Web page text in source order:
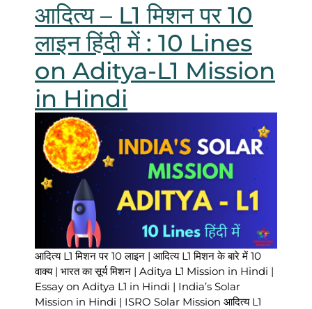
आदित्य – L1 मिशन पर 10
लाइन हिंदी में : 10 Lines
on Aditya-L1 Mission
in Hindi
आदित्य L1 मिशन पर 10 लाइन | आदित्य L1 मिशन के बारे में 10
वाक्य | भारत का सूर्य मिशन | Aditya L1 Mission in Hindi |
Essay on Aditya L1 in Hindi | India’s Solar
Mission in Hindi | ISRO Solar Mission आदित्य L1